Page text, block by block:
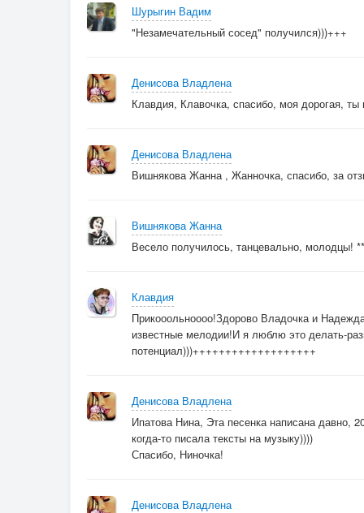
Сон бежит от шума прочь.
Разве думала, гадала,
Под названьем «Идиот».
Шурыгин Вадим
"Незамечательный сосед" получился)))+++
Денисова Владлена
Клавдия, Клавочка, спасибо, моя дорогая, ты
Денисова Владлена
Вишнякова Жанна , Жанночка, спасибо, за
Вишнякова Жанна
Весело получилось, танцевально, молодцы!
Клавдия
Прикооольноооо!Здорово Владочка и
известные мелодии!И я люблю это делать-
потенциал)))+++++++++++++++++++
Денисова Владлена
Ипатова Нина, Эта песенка написана давно,
когда-то писала тексты на музыку))))
Спасибо, Ниночка!
Денисова Владлена